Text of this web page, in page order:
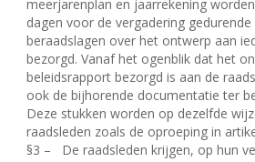
meerjarenplan en jaarrekening
dagen voor de vergadering
beraadslagen over het ontwerp aan
bezorgd. Vanaf het ogenblik dat het
beleidsrapport bezorgd is aan de
ook de bijhorende documentatie ter
Deze stukken worden op dezelfde
raadsleden zoals de oproeping in
§3 –
De raadsleden krijgen, op hun